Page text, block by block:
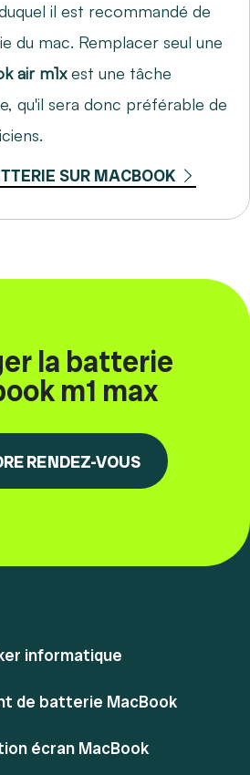
il est recommandé de
du mac. Remplacer seul une
air m1xest une tâche
qu'il sera donc préférable de
SUR MACBOOK
la batterie
m1 max
RENDEZ-VOUS
informatique
de batterie MacBook
écran MacBook